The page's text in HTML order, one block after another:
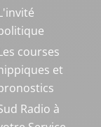
courses
et
Radio à